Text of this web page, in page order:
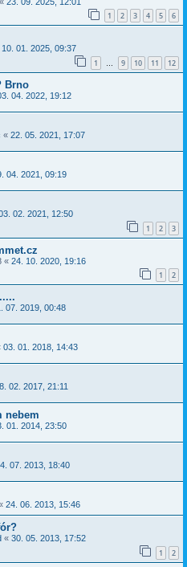
1 2 3 4 5 6
10. 01. 2025, 09:37
1 … 9 10 11 12
Brno
04. 2022, 19:12
« 22. 05. 2021, 17:07
04. 2021, 09:19
02. 2021, 12:50
1 2 3
« 24. 10. 2020, 19:16
1 2
07. 2019, 00:48
03. 01. 2018, 14:43
02. 2017, 21:11
nebem
01. 2014, 23:50
07. 2013, 18:40
24. 06. 2013, 15:46
« 30. 05. 2013, 17:52
1 2